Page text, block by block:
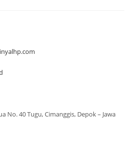
No. 40 Tugu, Cimanggis, Depok – Jawa